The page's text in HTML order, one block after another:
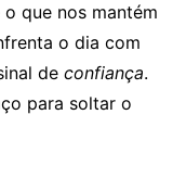
que nos mantém
o dia com
de confiança.
para soltar o